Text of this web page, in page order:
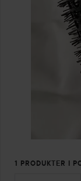
1 PRODUKTER I